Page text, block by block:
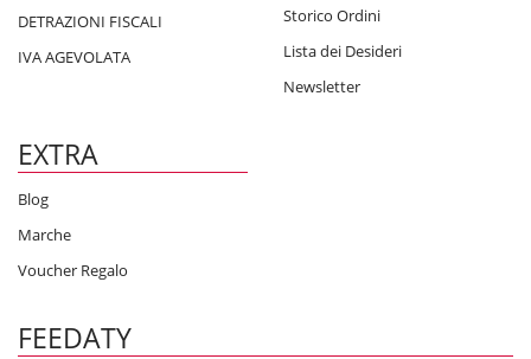
DETRAZIONI FISCALI
IVA AGEVOLATA
Storico Ordini
Lista dei Desideri
Newsletter
EXTRA
Blog
Marche
Voucher Regalo
FEEDATY